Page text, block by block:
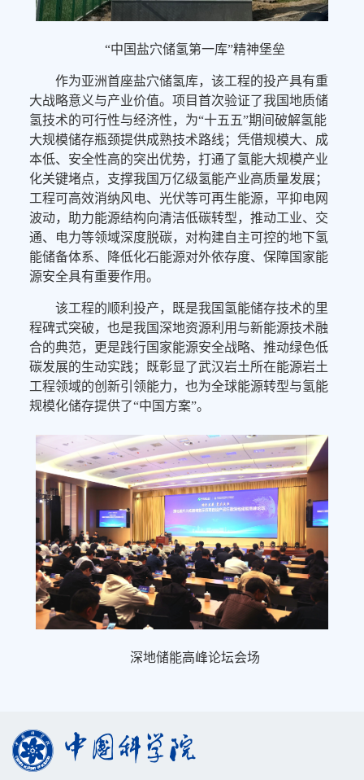
“中国盐穴储氢第一库”精神堡垒
作为亚洲首座盐穴储氢库，该工程的投产具有重
大战略意义与产业价值。项目首次验证了我国地质储
氢技术的可行性与经济性，为“十五五”期间破解氢能
大规模储存瓶颈提供成熟技术路线；凭借规模大、成
本低、安全性高的突出优势，打通了氢能大规模产业
化关键堵点，支撑我国万亿级氢能产业高质量发展；
工程可高效消纳风电、光伏等可再生能源，平抑电网
波动，助力能源结构向清洁低碳转型，推动工业、交
通、电力等领域深度脱碳，对构建自主可控的地下氢
能储备体系、降低化石能源对外依存度、保障国家能
源安全具有重要作用。
该工程的顺利投产，既是我国氢能储存技术的里
程碑式突破，也是我国深地资源利用与新能源技术融
合的典范，更是践行国家能源安全战略、推动绿色低
碳发展的生动实践；既彰显了武汉岩土所在能源岩土
工程领域的创新引领能力，也为全球能源转型与氢能
规模化储存提供了“中国方案”。
深地储能高峰论坛会场